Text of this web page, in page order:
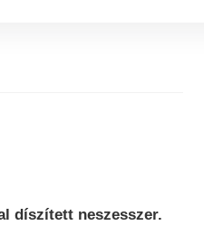
díszített neszesszer.